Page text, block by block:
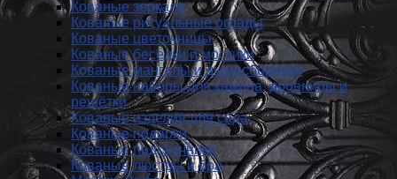
Кованые зеркала
Кованые ритуальные ограды
Кованые цветочницы
Кованые беседки и мостики
Кованые мангалы и дымосборники
Кованые наборы для камина, дровницы и
решётки
Кованые изделия для сада
Кованые подарки
Кованые подсвечники
Кованые люстры и бра